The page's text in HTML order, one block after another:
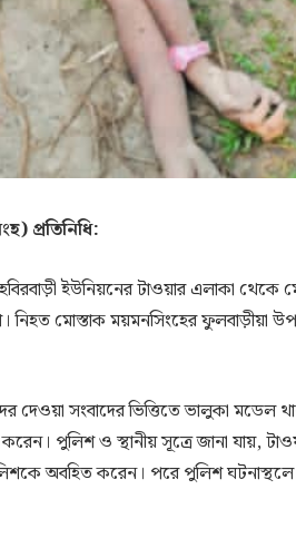
প্রতিনিধি:
ইউনিয়নের টাওয়ার এলাকা
মোস্তাক ময়মনসিংহের ফুলবাড়ীয়া
দেওয়া সংবাদের ভিত্তিতে ভালুকা মডেল
করেন। পুলিশ ও স্থানীয় সূত্রে জানা যায়,
অবহিত করেন। পরে পুলিশ